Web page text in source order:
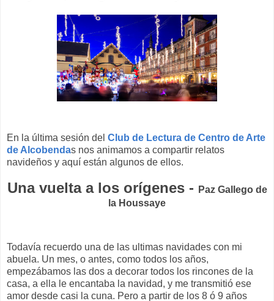
En la última sesión del Club de Lectura de Centro de Arte
de Alcobendas nos animamos a compartir relatos
navideños y aquí están algunos de ellos.
Una vuelta a los orígenes -
Paz Gallego de
la Houssaye
Todavía recuerdo una de las ultimas navidades con mi
abuela. Un mes, o antes, como todos los años,
empezábamos las dos a decorar todos los rincones de la
casa, a ella le encantaba la navidad, y me transmitió ese
amor desde casi la cuna. Pero a partir de los 8 ó 9 años